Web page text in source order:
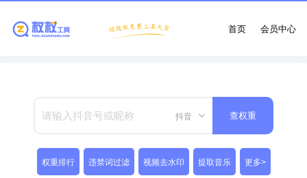
会员中心
首页
抖音 查权重
权重排行 违禁词过滤 视频去水印 提取音乐 更多>